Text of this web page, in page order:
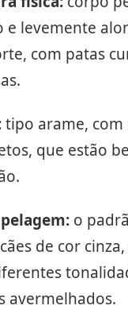
e levemente
com patas
tipo arame, com
que estão
o
de cor
avermelhados.